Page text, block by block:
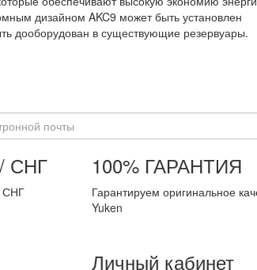
дизайном AKC9 может быть установлен
дооборудован в существующие резервуары.
СНГ
СНГ
100% ГАРАНТИЯ
Гарантируем оригинальное
Yuken
Личный кабинет